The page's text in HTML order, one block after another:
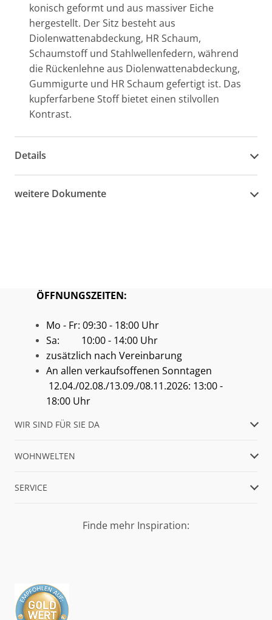
konisch geformt und aus massiver Eiche
hergestellt. Der Sitz besteht aus
Diolenwattenabdeckung, HR Schaum,
Schaumstoff und Stahlwellenfedern, während
die Rückenlehne aus Diolenwattenabdeckung,
Gummigurte und HR Schaum gefertigt ist. Das
kupferfarbene Stoff bietet einen stilvollen
Kontrast.
Details
weitere Dokumente
ÖFFNUNGSZEITEN:
Mo - Fr: 09:30 - 18:00 Uhr
Sa: 10:00 - 14:00 Uhr
zusätzlich nach Vereinbarung
An allen verkaufsoffenen Sonntagen
12.04./02.08./13.09./08.11.2026: 13:00 -
18:00 Uhr
WIR SIND FÜR SIE DA
WOHNWELTEN
SERVICE
Finde mehr Inspiration: